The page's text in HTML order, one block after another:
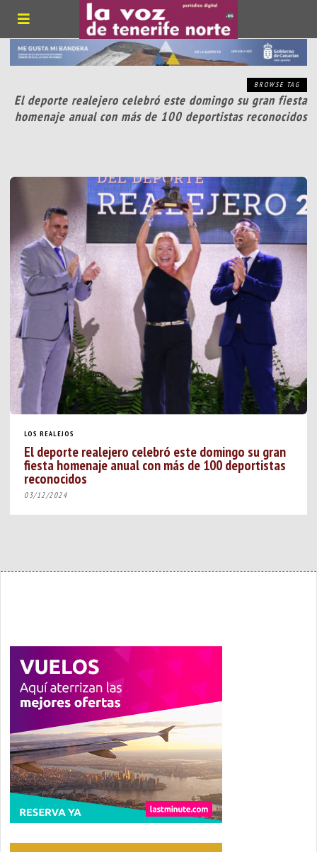
BROWSE TAG
El deporte realejero celebró este domingo su gran fiesta
homenaje anual con más de 100 deportistas reconocidos
LOS REALEJOS
El deporte realejero celebró este domingo su gran
fiesta homenaje anual con más de 100 deportistas
reconocidos
03/12/2024